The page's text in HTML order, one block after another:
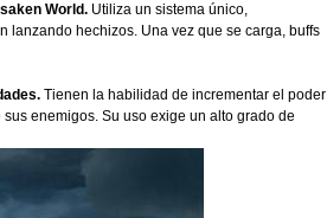
World. Utiliza un sistema único,
lanzando hechizos. Una vez que se carga, buffs
Tienen la habilidad de incrementar el poder
enemigos. Su uso exige un alto grado de